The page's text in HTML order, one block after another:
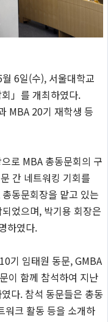
6일(수), 서울대학교
」를 개최하였다.
MBA 20기 재학생 등
로 MBA 총동문회의 구
간 네트워킹 기회를
동문회장을 맡고 있는
었으며, 박기용 회장은
하였다.
기 임태원 동문, GMBA
이 함께 참석하여 지난
다. 참석 동문들은 총동
워크 활동 등을 소개하